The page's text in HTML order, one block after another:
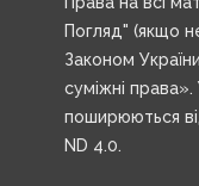
Погляд" (якщо
Законом
суміжні права».
поширюються
ND 4.0.